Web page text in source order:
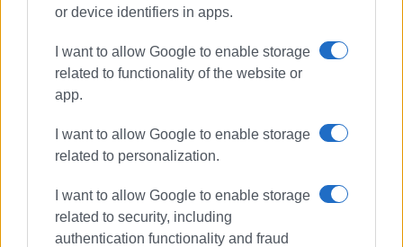
or device identifiers in apps.
I want to allow Google to enable storage
related to functionality of the website or
app.
I want to allow Google to enable storage
related to personalization.
I want to allow Google to enable storage
related to security, including
authentication functionality and fraud